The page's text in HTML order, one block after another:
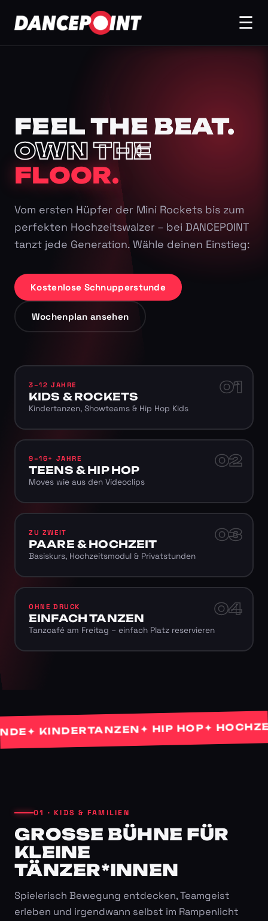
☰
FEEL THE BEAT.
OWN THE
FLOOR.
Vom ersten Hüpfer der Mini Rockets bis zum
perfekten Hochzeitswalzer – bei DANCEPOINT
tanzt jede Generation. Wähle deinen Einstieg:
Kostenlose Schnupperstunde
Wochenplan ansehen
01
3–12 JAHRE
KIDS & ROCKETS
Kindertanzen, Showteams & Hip Hop Kids
02
9–16+ JAHRE
TEENS & HIP HOP
Moves wie aus den Videoclips
03
ZU ZWEIT
PAARE & HOCHZEIT
Basiskurs, Hochzeitsmodul & Privatstunden
04
OHNE DRUCK
EINFACH TANZEN
Tanzcafé am Freitag – einfach Platz reservieren
KINDERTANZEN✦ HIP HOP ✦
01 · KIDS & FAMILIEN
GROSSE BÜHNE FÜR K
LEINE T
ÄNZER*INNEN
Spielerisch Bewegung entdecken, Teamgeist
erleben und irgendwann selbst im Rampenlicht